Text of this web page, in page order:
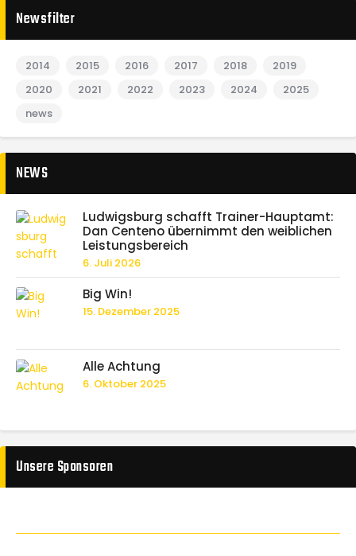
Newsfilter
2014 2015 2016 2017 2018
2019
2020
2021 2022 2023 2024
2025
news
NEWS
Ludwigsburg schafft Trainer-Hauptamt:
Dan Centeno übernimmt den weiblichen
Leistungsbereich
6. Juli 2026
Big Win!
15. Dezember 2025
Alle Achtung
6. Oktober 2025
Unsere Sponsoren